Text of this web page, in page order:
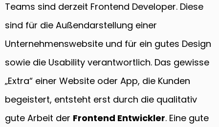
Teams sind derzeit Frontend Developer. Diese
sind für die Außendarstellung einer
Unternehmenswebsite und für ein gutes Design
sowie die Usability verantwortlich. Das gewisse
„Extra“ einer Website oder App, die Kunden
begeistert, entsteht erst durch die qualitativ
gute Arbeit der Frontend Entwickler. Eine gute